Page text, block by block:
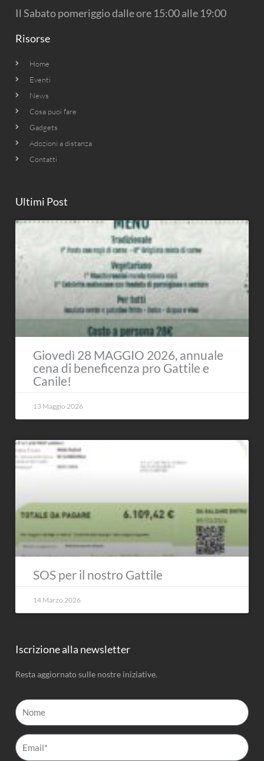
Il Sabato pomeriggio dalle ore 15:00 alle 19:00
Risorse
Home
Eventi
News
Cosa puoi fare
Gadgets
Adozioni a distanza
Contatti
Ultimi Post
Giovedì 28 MAGGIO 2026, annuale
cena di beneficenza pro Gattile e
Canile!
13 Maggio 2026
SOS per il nostro Gattile
14 Marzo 2026
Iscrizione alla newsletter
Resta aggiornato sulle nostre iniziative.
Nome
Email*